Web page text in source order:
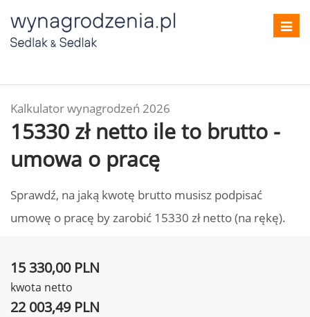
Kalkulator wynagrodzeń 2026
15330 zł netto ile to brutto -
umowa o pracę
Sprawdź, na jaką kwotę brutto musisz podpisać
umowę o pracę by zarobić 15330 zł netto (na rękę).
15 330,00 PLN
kwota netto
22 003,49 PLN